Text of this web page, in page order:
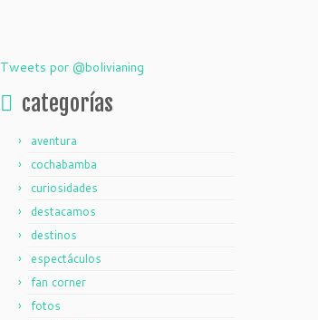
Tweets por @bolivianing
categorías
aventura
cochabamba
curiosidades
destacamos
destinos
espectáculos
fan corner
fotos